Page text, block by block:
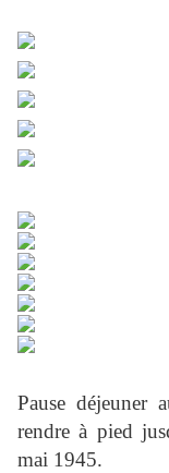
Pause
rendre à pied
mai 1945.